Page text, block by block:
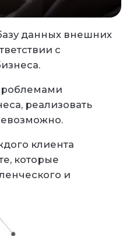
данных внешних
с
реализовать
клиента
которые
и